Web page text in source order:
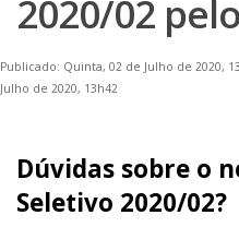
2020/02
Publicado: Quinta, 02 de Julho de 2020,
Julho de 2020, 13h42
Dúvidas sobre o
Seletivo 2020/02?